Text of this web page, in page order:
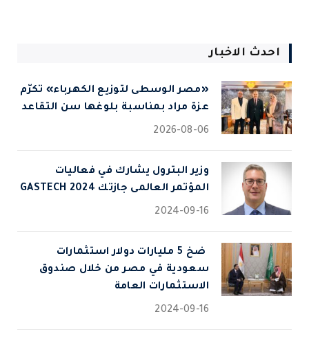
احدث الاخبار
«مصر الوسطى لتوزيع الكهرباء» تكرّم
عزة مراد بمناسبة بلوغها سن التقاعد
2026-08-06
وزير البترول يشارك في فعاليات
المؤتمر العالمى جازتك 2024 GASTECH
2024-09-16
⁠ ضخ 5 مليارات دولار استثمارات
سعودية في مصر من خلال صندوق
الاستثمارات العامة
2024-09-16